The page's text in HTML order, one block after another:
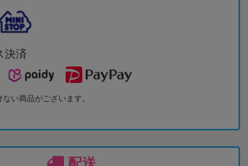
決済
い商品がございます。